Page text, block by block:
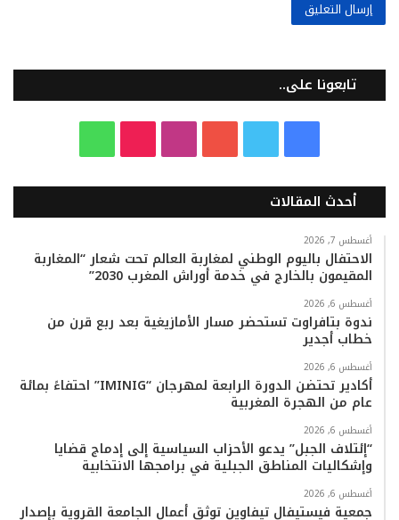
تابعونا على..
س
و
ك
ي
ت
ر
ت
ي
و
ب
س
ت
ق
ر
م
k
o
k
ت
س
ب
أحدث المقالات
أغسطس 7, 2026
الاحتفال باليوم الوطني لمغاربة العالم تحت شعار “المغاربة
المقيمون بالخارج في خدمة أوراش المغرب 2030”
أغسطس 6, 2026
ندوة بتافراوت تستحضر مسار الأمازيغية بعد ربع قرن من
خطاب أجدير
أغسطس 6, 2026
أكادير تحتضن الدورة الرابعة لمهرجان “IMINIG” احتفاءً بمائة
عام من الهجرة المغربية
أغسطس 6, 2026
“إئتلاف الجبل” يدعو الأحزاب السياسية إلى إدماج قضايا
وإشكاليات المناطق الجبلية في برامجها الانتخابية
أغسطس 6, 2026
جمعية فيستيفال تيفاوين توثق أعمال الجامعة القروية بإصدار